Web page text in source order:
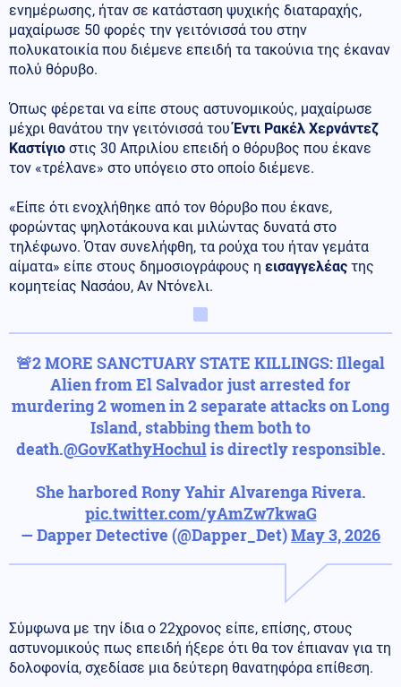
ενημέρωσης, ήταν σε κατάσταση ψυχικής διαταραχής,
μαχαίρωσε 50 φορές την γειτόνισσά του στην
πολυκατοικία που διέμενε επειδή τα τακούνια της έκαναν
πολύ θόρυβο.
Όπως φέρεται να είπε στους αστυνομικούς, μαχαίρωσε
μέχρι θανάτου την γειτόνισσά τουΈντι Ρακέλ Χερνάντεζ
Καστίγιο στις 30 Απριλίου επειδή ο θόρυβος που έκανε
τον «τρέλανε» στο υπόγειο στο οποίο διέμενε.
«Είπε ότι ενοχλήθηκε από τον θόρυβο που έκανε,
φορώντας ψηλοτάκουνα και μιλώντας δυνατά στο
τηλέφωνο. Όταν συνελήφθη, τα ρούχα του ήταν γεμάτα
αίματα» είπε στους δημοσιογράφους η εισαγγελέας της
κομητείας Νασάου, Αν Ντόνελι.
🚨2 MORE SANCTUARY STATE KILLINGS: Illegal
Alien from El Salvador just arrested for
murdering 2 women in 2 separate attacks on Long
Island, stabbing them both to
death.@GovKathyHochulis directly responsible.
She harbored Rony Yahir Alvarenga Rivera.
pic.twitter.com/yAmZw7kwaG
— Dapper Detective (@Dapper_Det)May 3, 2026
Σύμφωνα με την ίδια ο 22χρονος είπε, επίσης, στους
αστυνομικούς πως επειδή ήξερε ότι θα τον έπιαναν για τη
δολοφονία, σχεδίασε μια δεύτερη θανατηφόρα επίθεση.